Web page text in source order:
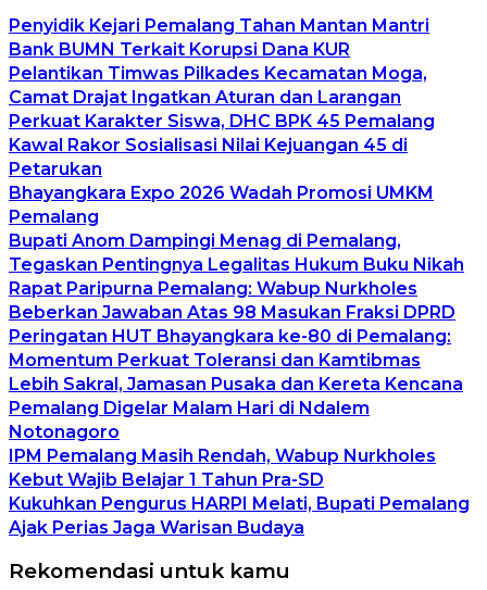
Penyidik Kejari Pemalang Tahan Mantan Mantri
Bank BUMN Terkait Korupsi Dana KUR
Pelantikan Timwas Pilkades Kecamatan Moga,
Camat Drajat Ingatkan Aturan dan Larangan
Perkuat Karakter Siswa, DHC BPK 45 Pemalang
Kawal Rakor Sosialisasi Nilai Kejuangan 45 di
Petarukan
Bhayangkara Expo 2026 Wadah Promosi UMKM
Pemalang
Bupati Anom Dampingi Menag di Pemalang,
Tegaskan Pentingnya Legalitas Hukum Buku Nikah
Rapat Paripurna Pemalang: Wabup Nurkholes
Beberkan Jawaban Atas 98 Masukan Fraksi DPRD
Peringatan HUT Bhayangkara ke-80 di Pemalang:
Momentum Perkuat Toleransi dan Kamtibmas
Lebih Sakral, Jamasan Pusaka dan Kereta Kencana
Pemalang Digelar Malam Hari di Ndalem
Notonagoro
IPM Pemalang Masih Rendah, Wabup Nurkholes
Kebut Wajib Belajar 1 Tahun Pra-SD
Kukuhkan Pengurus HARPI Melati, Bupati Pemalang
Ajak Perias Jaga Warisan Budaya
Rekomendasi untuk kamu